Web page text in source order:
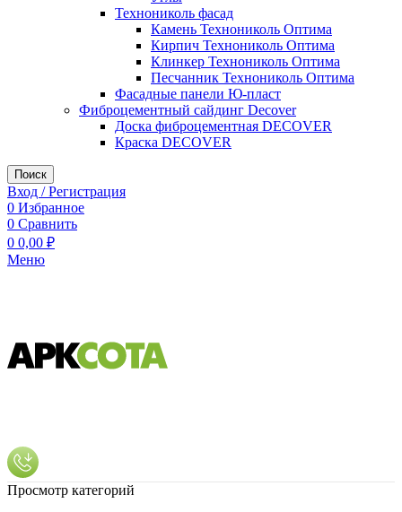
Технониколь фасад
Камень Технониколь Оптима
Кирпич Технониколь Оптима
Клинкер Технониколь Оптима
Песчанник Технониколь Оптима
Фасадные панели Ю-пласт
Фиброцементный сайдинг Decover
Доска фиброцементная DECOVER
Краска DECOVER
Поиск
Вход / Регистрация
0 Избранное
0 Сравнить
0 0,00 ₽
Меню
Просмотр категорий